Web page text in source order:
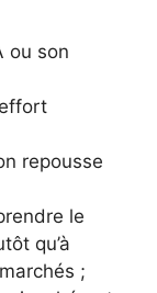
ou son
repousse
le
qu’à
;